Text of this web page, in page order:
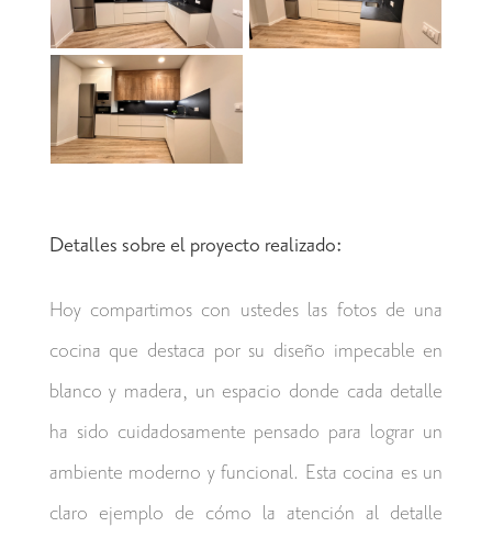
Detalles sobre el proyecto realizado:
Hoy compartimos con ustedes las fotos de una
cocina que destaca por su diseño impecable en
blanco y madera, un espacio donde cada detalle
ha sido cuidadosamente pensado para lograr un
ambiente moderno y funcional. Esta cocina es un
claro ejemplo de cómo la atención al detalle